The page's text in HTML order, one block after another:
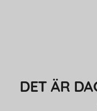
DET ÄR